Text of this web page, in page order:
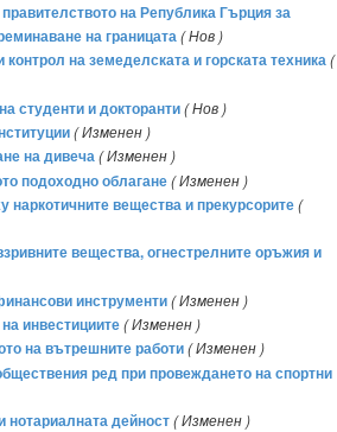
на Република Гърция за
на границата( Нов )
контрол на земеделската и горската техника(
студенти и докторанти( Нов )
( Изменен )
на дивеча( Изменен )
подоходно облагане( Изменен )
наркотичните вещества и прекурсорите(
вещества, огнестрелните оръжия и
инструменти( Изменен )
инвестициите( Изменен )
на вътрешните работи( Изменен )
ред при провеждането на спортни
нотариалната дейност( Изменен )